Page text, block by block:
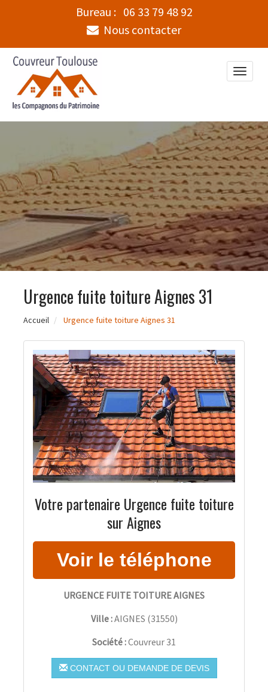
Bureau : 06 33 79 48 92
Nous contacter
Toggle
Urgence fuite toiture Aignes 31
Accueil Urgence fuite toiture Aignes 31
Votre partenaire Urgence fuite toiture
sur Aignes
URGENCE FUITE TOITURE AIGNES
Ville :AIGNES (31550)
Société :Couvreur 31
CONTACT OU DEMANDE DE DEVIS